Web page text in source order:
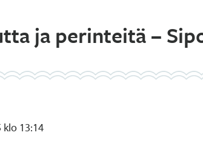
ja perinteitä –
klo 13:14